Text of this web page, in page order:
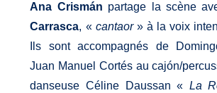
Ana Crismán partage la scène
Carrasca, « cantaor» à la voix
Ils sont accompagnés de
Juan Manuel Cortés au cajón/
danseuse Céline Daussan « La